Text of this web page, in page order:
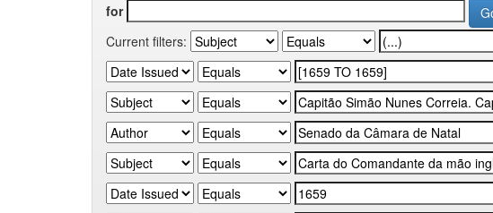
for
Current filters: